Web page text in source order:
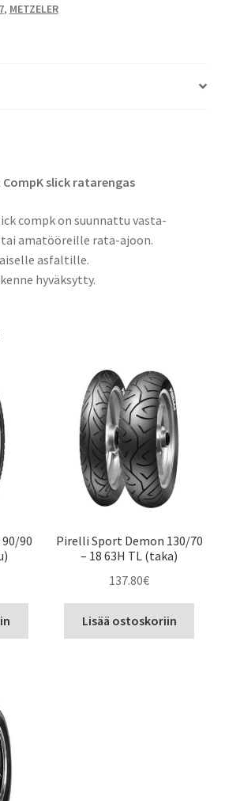
, METZELER
CompK slick ratarengas
compk on suunnattu vasta-
amatööreille rata-ajoon.
asfaltille.
hyväksytty.
90
Pirelli Sport Demon 130/70
– 18 63H TL (taka)
137.80€
Lisää ostoskoriin